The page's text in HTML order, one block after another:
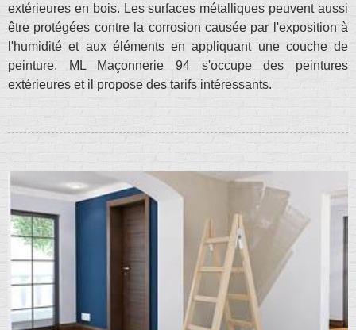
extérieures en bois. Les surfaces métalliques peuvent aussi
être protégées contre la corrosion causée par l'exposition à
l'humidité et aux éléments en appliquant une couche de
peinture. ML Maçonnerie 94 s'occupe des peintures
extérieures et il propose des tarifs intéressants.